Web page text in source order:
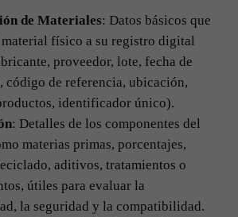
de Materiales: Datos básicos que
físico a su registro digital
proveedor, lote, fecha de
código de referencia, ubicación,
identificador único).
: Detalles de los componentes del
materias primas, porcentajes,
aditivos, tratamientos o
útiles para evaluar la
la seguridad y la compatibilidad.